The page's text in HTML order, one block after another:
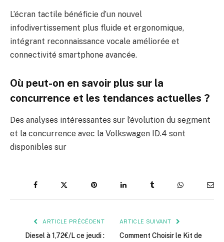
L’écran tactile bénéficie d’un nouvel
infodivertissement plus fluide et ergonomique,
intégrant reconnaissance vocale améliorée et
connectivité smartphone avancée.
Où peut-on en savoir plus sur la
concurrence et les tendances actuelles ?
Des analyses intéressantes sur l’évolution du segment
et la concurrence avec la Volkswagen ID.4 sont
disponibles sur
Facebook Pinterest LinkedIn Tumblr WhatsAppE-
ARTICLE PRÉCÉDENT
Diesel à 1,72€/L ce jeudi :
ARTICLE SUIVANT
Comment Choisir le Kit de